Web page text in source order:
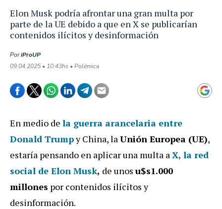
Elon Musk podría afrontar una gran multa por
parte de la UE debido a que en X se publicarían
contenidos ilícitos y desinformación
PoriProUP
09.04.2025 • 10:43hs • Polémica
En medio de la guerra arancelaria entre
Donald Trumpy China, laUnión Europea (UE),
estaría pensando en aplicar una multa aX, la red
social de Elon Musk, de unos u$s1.000
millones por contenidos ilícitos y
desinformación.